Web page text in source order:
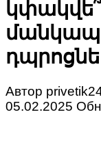
Автор
05.02.2025